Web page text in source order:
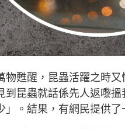
物甦醒，昆蟲活躍之時
到昆蟲就話係先人返嚟
」。結果，有網民提供